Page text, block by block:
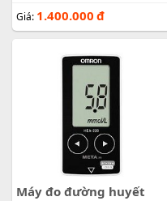
Giá: 1.400.000 đ
Máy đo đường huyết